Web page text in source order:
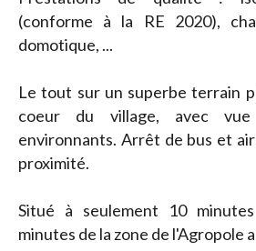
(conforme à la RE 2020),
domotique, ...
Le tout sur un superbe terrain
coeur du village, avec
environnants. Arrêt de bus et
proximité.
Situé à seulement 10
minutes de la zone de l'Agropole